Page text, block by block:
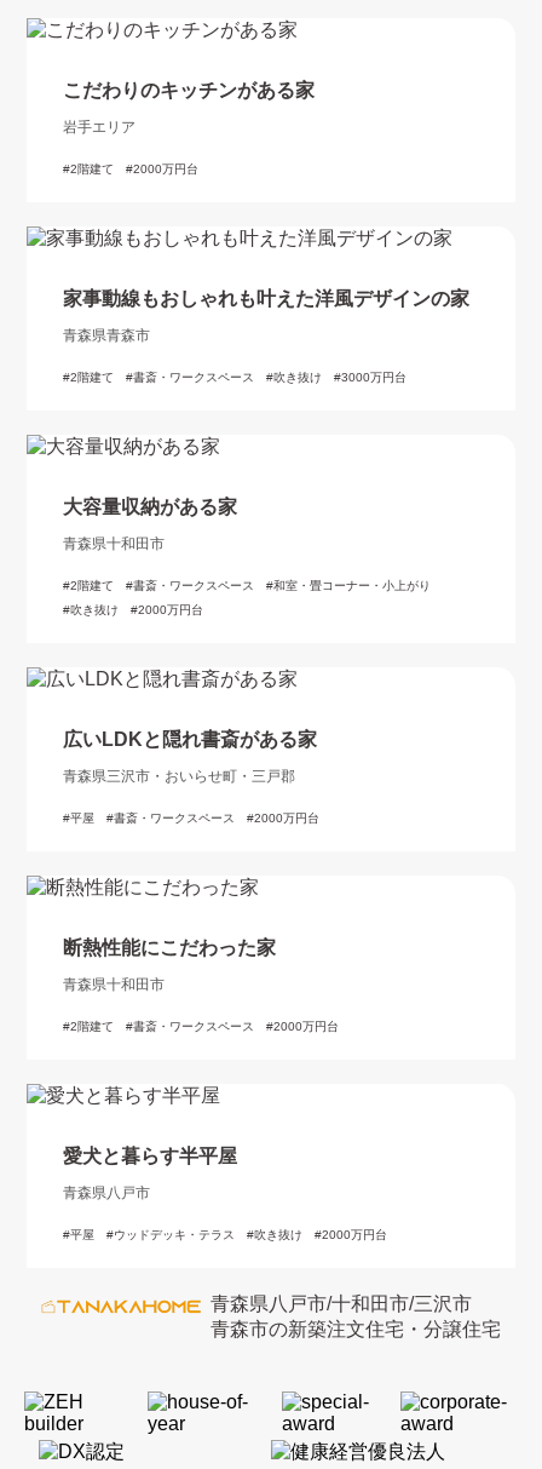
こだわりのキッチンがある家
岩手エリア
2階建て 2000万円台
家事動線もおしゃれも叶えた洋風デザインの家
青森県青森市
2階建て 書斎・ワークスペース 吹き抜け 3000万円台
大容量収納がある家
青森県十和田市
2階建て 書斎・ワークスペース
和室・畳コーナー・小上がり
吹き抜け
2000万円台
広いLDKと隠れ書斎がある家
青森県三沢市・おいらせ町・三戸郡
平屋 書斎・ワークスペース 2000万円台
断熱性能にこだわった家
青森県十和田市
2階建て 書斎・ワークスペース 2000万円台
愛犬と暮らす半平屋
青森県八戸市
平屋 ウッドデッキ・テラス 吹き抜け 2000万円台
青森県八戸市/十和田市/三沢市
青森市の新築注文住宅・分譲住宅